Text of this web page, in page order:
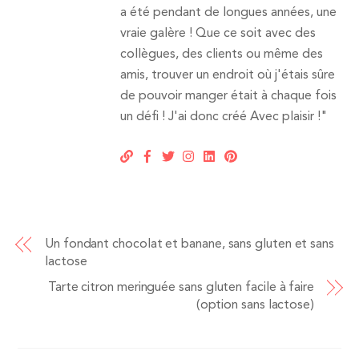
a été pendant de longues années, une
vraie galère ! Que ce soit avec des
collègues, des clients ou même des
amis, trouver un endroit où j'étais sûre
de pouvoir manger était à chaque fois
un défi ! J'ai donc créé Avec plaisir !"
Un fondant chocolat et banane, sans gluten et sans
lactose
Tarte citron meringuée sans gluten facile à faire
(option sans lactose)